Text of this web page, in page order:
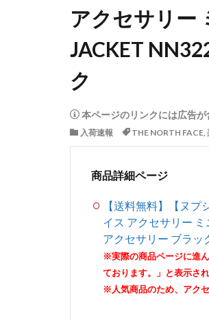
アクセサリー
JACKET
ク
本ページのリンクには広告が
入荷速報 THE NORTH FACE,
商品詳細ページ
【送料無料】【ヌ
イス アクセサリー
アクセサリー ブラッ
※実際の商品ページに進
ております。」と表示さ
※人気商品のため、アク